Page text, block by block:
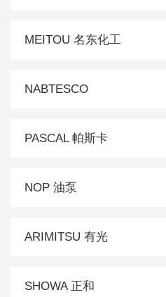
MEITOU 名东化工
NABTESCO
PASCAL 帕斯卡
NOP 油泵
ARIMITSU 有光
SHOWA 正和